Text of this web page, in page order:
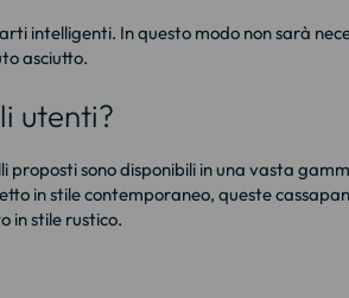
intelligenti. In questo modo non sarà
asciutto.
utenti?
sono disponibili in una vasta
in stile contemporaneo, queste
in stile rustico.